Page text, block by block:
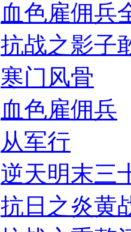
血色雇佣兵
抗战之影子
寒门风骨
血色雇佣兵
从军行
逆天明末三
抗日之炎黄